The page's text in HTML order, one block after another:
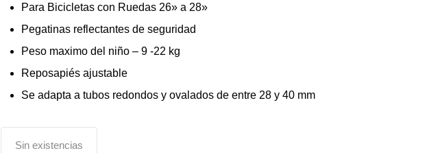
Para Bicicletas con Ruedas 26» a 28»
Pegatinas reflectantes de seguridad
Peso maximo del niño – 9 -22 kg
Reposapiés ajustable
Se adapta a tubos redondos y ovalados de entre 28 y 40 mm
Sin existencias